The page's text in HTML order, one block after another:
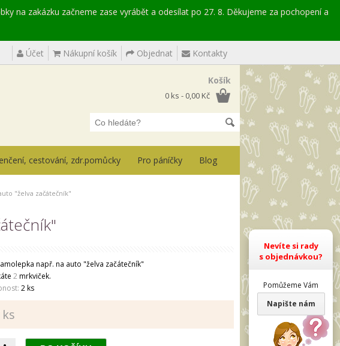
na zakázku začneme zase vyrábět a odesílat po 27. 8. Děkujeme za pochopení a
Účet Nákupní košík Objednat Kontakty
Košík
0 ks - 0,00 Kč
cestování, zdr.pomůcky Pro páníčky Blog
"želva začátečník"
např. na auto "želva začátečník"
2mrkviček.
2 ks
Nevíte si rady
s objednávkou?
Pomůžeme Vám
Napište nám